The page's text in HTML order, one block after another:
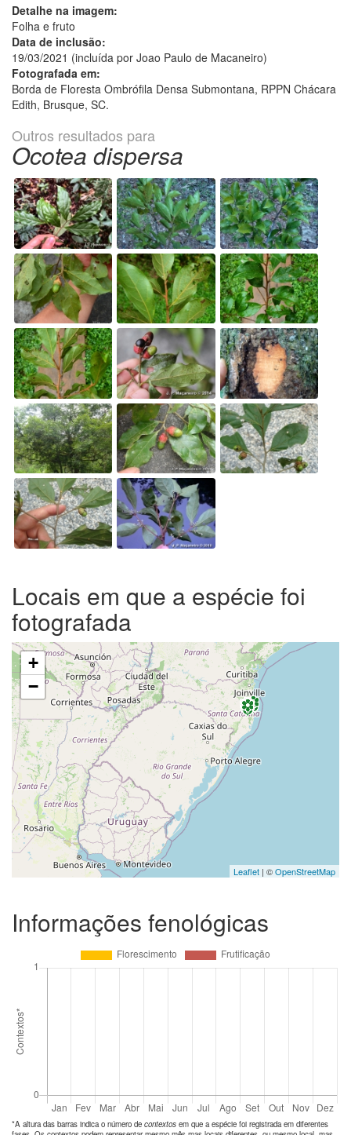
Detalhe na imagem:
Folha e fruto
Data de inclusão:
19/03/2021 (incluída por Joao Paulo de Macaneiro)
Fotografada em:
Borda de Floresta Ombrófila Densa Submontana, RPPN Chácara
Edith, Brusque, SC.
Outros resultados para
Ocotea dispersa
Locais em que a espécie foi
fotografada
+
−
Leaflet | ©OpenStreetMap
Informações fenológicas
*A altura das barras indica o número de contextos em que a espécie foi registrada em diferentes